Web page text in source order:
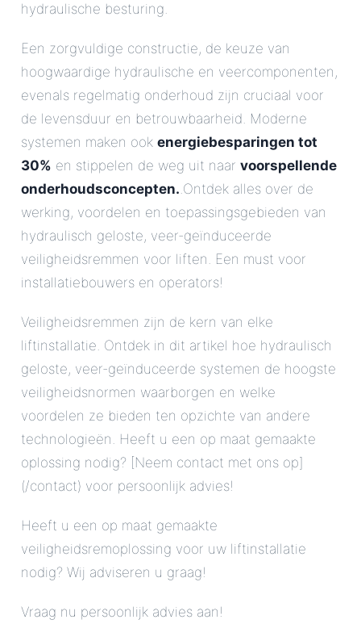
hydraulische besturing.
Een zorgvuldige constructie, de keuze van
hoogwaardige hydraulische en veercomponenten,
evenals regelmatig onderhoud zijn cruciaal voor
de levensduur en betrouwbaarheid. Moderne
systemen maken ook energiebesparingen tot
30% en stippelen de weg uit naar voorspellende
onderhoudsconcepten..Ontdek alles over de
werking, voordelen en toepassingsgebieden van
hydraulisch geloste, veer-geïnduceerde
veiligheidsremmen voor liften. Een must voor
installatiebouwers en operators!
Veiligheidsremmen zijn de kern van elke
liftinstallatie. Ontdek in dit artikel hoe hydraulisch
geloste, veer-geïnduceerde systemen de hoogste
veiligheidsnormen waarborgen en welke
voordelen ze bieden ten opzichte van andere
technologieën. Heeft u een op maat gemaakte
oplossing nodig? [Neem contact met ons op]
(/contact) voor persoonlijk advies!
Heeft u een op maat gemaakte
veiligheidsremoplossing voor uw liftinstallatie
nodig? Wij adviseren u graag!
Vraag nu persoonlijk advies aan!